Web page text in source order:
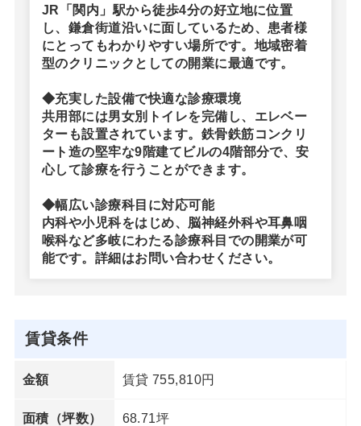
JR「関内」駅から徒歩4分の好立地に位置
し、鎌倉街道沿いに面しているため、患者様
にとってもわかりやすい場所です。地域密着
型のクリニックとしての開業に最適です。
◆充実した設備で快適な診療環境
共用部には男女別トイレを完備し、エレベー
ターも設置されています。鉄骨鉄筋コンクリ
ート造の堅牢な9階建てビルの4階部分で、安
心して診療を行うことができます。
◆幅広い診療科目に対応可能
内科や小児科をはじめ、脳神経外科や耳鼻咽
喉科など多岐にわたる診療科目での開業が可
能です。詳細はお問い合わせください。
賃貸条件
金額 賃貸 755,810円
面積（坪数） 68.71坪